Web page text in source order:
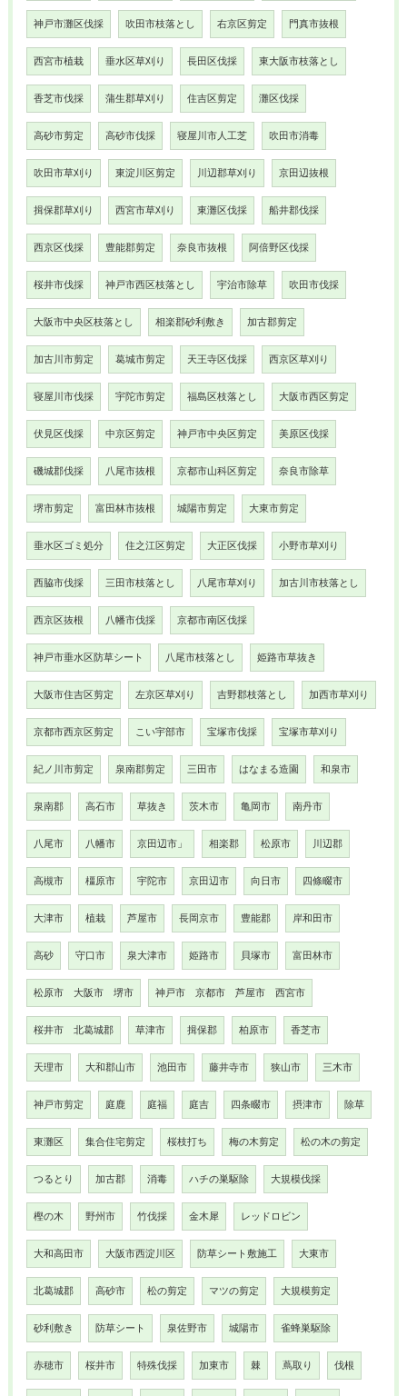
神戸市灘区伐採 吹田市枝落とし 右京区剪定 門真市抜根
西宮市植栽 垂水区草刈り 長田区伐採 東大阪市枝落とし
香芝市伐採 蒲生郡草刈り 住吉区剪定 灘区伐採
高砂市剪定 高砂市伐採 寝屋川市人工芝 吹田市消毒
吹田市草刈り 東淀川区剪定 川辺郡草刈り 京田辺抜根
揖保郡草刈り 西宮市草刈り 東灘区伐採 船井郡伐採
西京区伐採 豊能郡剪定 奈良市抜根 阿倍野区伐採
桜井市伐採 神戸市西区枝落とし 宇治市除草 吹田市伐採
大阪市中央区枝落とし 相楽郡砂利敷き 加古郡剪定
加古川市剪定 葛城市剪定 天王寺区伐採 西京区草刈り
寝屋川市伐採 宇陀市剪定 福島区枝落とし 大阪市西区剪定
伏見区伐採 中京区剪定 神戸市中央区剪定 美原区伐採
磯城郡伐採 八尾市抜根 京都市山科区剪定 奈良市除草
堺市剪定 富田林市抜根 城陽市剪定 大東市剪定
垂水区ゴミ処分 住之江区剪定 大正区伐採 小野市草刈り
西脇市伐採 三田市枝落とし 八尾市草刈り 加古川市枝落とし
西京区抜根 八幡市伐採 京都市南区伐採
神戸市垂水区防草シート 八尾市枝落とし 姫路市草抜き
大阪市住吉区剪定 左京区草刈り 吉野郡枝落とし 加西市草刈り
京都市西京区剪定 こい宇部市 宝塚市伐採 宝塚市草刈り
紀ノ川市剪定 泉南郡剪定 三田市 はなまる造園 和泉市
泉南郡 高石市 草抜き 茨木市 亀岡市 南丹市
八尾市 八幡市 京田辺市」 相楽郡 松原市 川辺郡
高槻市 橿原市 宇陀市 京田辺市 向日市 四條畷市
大津市 植栽 芦屋市 長岡京市 豊能郡 岸和田市
高砂 守口市 泉大津市 姫路市 貝塚市 富田林市
松原市 大阪市 堺市 神戸市 京都市 芦屋市 西宮市
桜井市 北葛城郡 草津市 揖保郡 柏原市 香芝市
天理市 大和郡山市 池田市 藤井寺市 狭山市 三木市
神戸市剪定 庭鹿 庭福 庭吉 四条畷市 摂津市 除草
東灘区 集合住宅剪定 桜枝打ち 梅の木剪定 松の木の剪定
つるとり 加古郡 消毒 ハチの巣駆除 大規模伐採
樫の木 野州市 竹伐採 金木犀 レッドロビン
大和高田市 大阪市西淀川区 防草シート敷施工 大東市
北葛城郡 高砂市 松の剪定 マツの剪定 大規模剪定
砂利敷き 防草シート 泉佐野市 城陽市 雀蜂巣駆除
赤穂市 桜井市 特殊伐採 加東市 棘 蔦取り 伐根